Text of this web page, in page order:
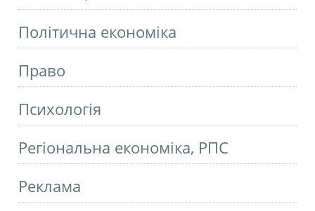
Політична економіка
Право
Психологія
Регіональна економіка, РПС
Реклама